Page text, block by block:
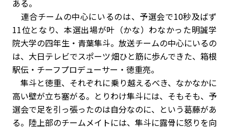
ある。
連合チームの中心にいるのは、予選会で10秒及ばず
11位となり、本選出場が叶（かな）わなかった明誠学
院大学の四年生・青葉隼斗。放送チームの中心にいるの
は、大日テレビでスポーツ畑ひと筋に歩んできた、箱根
駅伝・チーフプロデューサー・徳重亮。
隼斗と徳重、それぞれに乗り越えるべき、なかなかに
高い壁が立ち塞がる。とりわけ隼斗には、そもそも、予
選会で足を引っ張ったのは自分なのに、という葛藤があ
る。陸上部のチームメイトには、隼斗に露骨に怒りを向